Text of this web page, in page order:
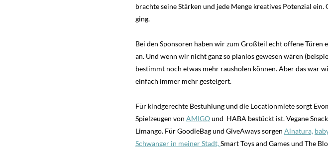
brachte seine Stärken und jede Menge kreatives Potenzial
ging.
Bei den Sponsoren haben wir zum Großteil echt offene
an. Und wenn wir nicht ganz so planlos gewesen wären
bestimmt noch etwas mehr rausholen können. Aber das war
einfach immer mehr gesteigert.
Für kindgerechte Bestuhlung und die Locationmiete sorgt
Spielzeugen von AMIGOund HABA bestückt ist. Vegane
Limango. Für GoodieBag und GiveAways sorgen Alnatura,
Schwanger in meiner Stadt,Smart Toys and Games und The